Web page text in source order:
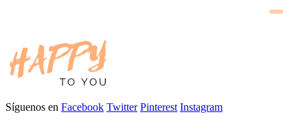
Síguenos en Facebook Twitter Pinterest Instagram